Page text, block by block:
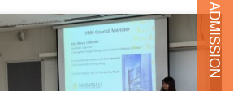
ADMISSION